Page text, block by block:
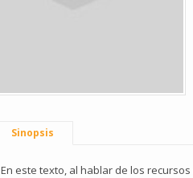
Sinopsis
En este texto, al hablar de los